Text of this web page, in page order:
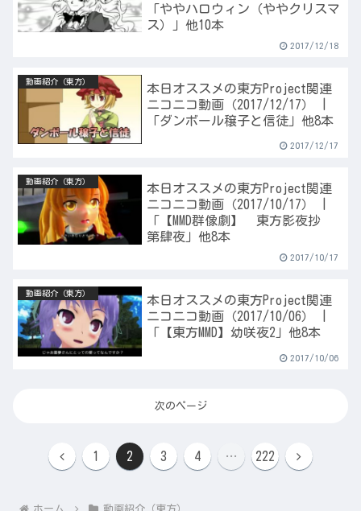
「ややハロウィン（ややクリスマ
ス）」他10本
2017/12/18
動画紹介（東方）
本日オススメの東方Project関連
ニコニコ動画（2017/12/17） |
「ダンボール穣子と信徒」他8本
2017/12/17
動画紹介（東方）
本日オススメの東方Project関連
ニコニコ動画（2017/10/17） |
「【MMD群像劇】 東方影夜抄
第肆夜」他8本
2017/10/17
動画紹介（東方）
本日オススメの東方Project関連
ニコニコ動画（2017/10/06） |
「【東方MMD】幼咲夜2」他8本
2017/10/06
次のページ
前 1 2 3 4 … 222 次
ホーム 動画紹介（東方）